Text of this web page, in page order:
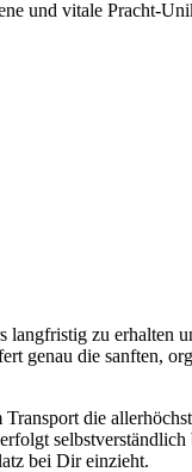
und vitale Pracht-
zu erhalten
genau die sanften,
die
selbstverständlich
bei Dir einzieht.